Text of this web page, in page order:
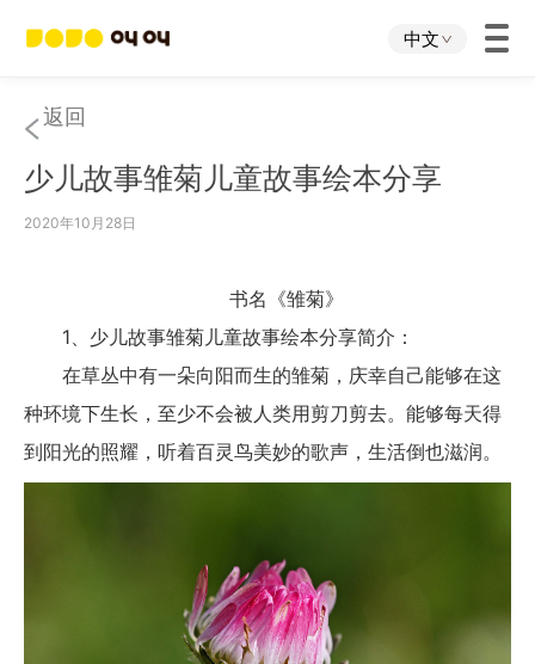
中文
首页
叫叫App
关于我们
下载中心
返回
少儿故事雏菊儿童故事绘本分享
2020年10月28日
书名《雏菊》
1、少儿故事雏菊儿童故事绘本分享简介：
在草丛中有一朵向阳而生的雏菊，庆幸自己能够在这
种环境下生长，至少不会被人类用剪刀剪去。能够每天得
到阳光的照耀，听着百灵鸟美妙的歌声，生活倒也滋润。